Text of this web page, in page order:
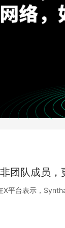
队成员，
平台表示，